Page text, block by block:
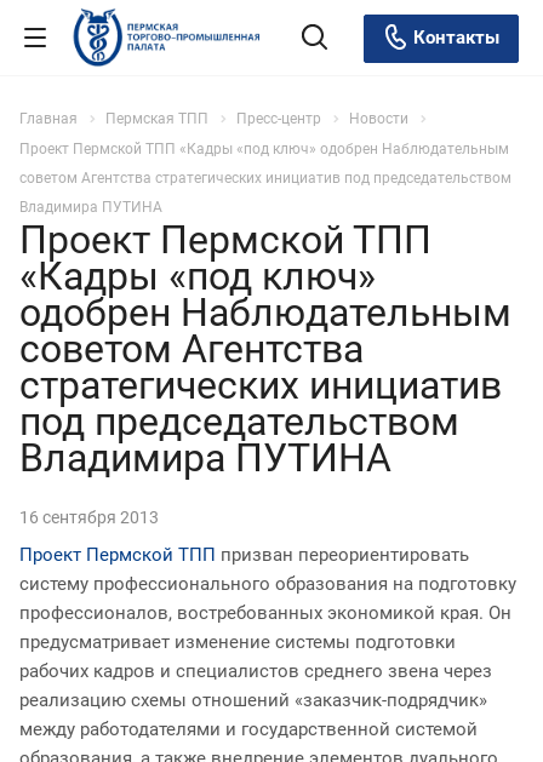
Контакты
Главная Пермская ТПП Пресс-центр
Новости
Проект Пермской ТПП «Кадры «под ключ» одобрен Наблюдательным
советом Агентства стратегических инициатив под председательством
Владимира ПУТИНА
Проект Пермской ТПП
«Кадры «под ключ»
одобрен Наблюдательным
советом Агентства
стратегических инициатив
под председательством
Владимира ПУТИНА
16 сентября 2013
Проект Пермской ТПП призван переориентировать
систему профессионального образования на подготовку
профессионалов, востребованных экономикой края. Он
предусматривает изменение системы подготовки
рабочих кадров и специалистов среднего звена через
реализацию схемы отношений «заказчик-подрядчик»
между работодателями и государственной системой